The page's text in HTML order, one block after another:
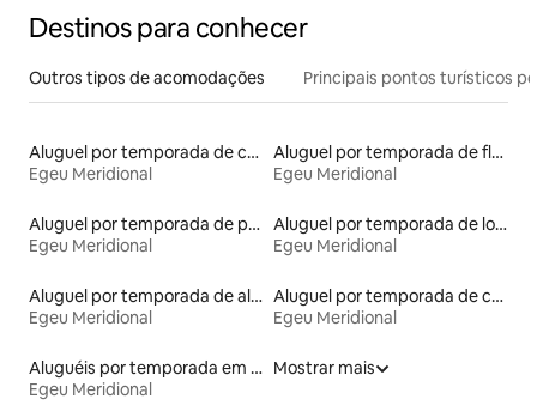
Destinos para conhecer
Outros tipos de acomodações Principais pontos turísticos
Aluguel por temporada de casas de veraneio
Egeu Meridional
Aluguel por temporada de flats
Egeu Meridional
Aluguel por temporada de pensões coreanas
Egeu Meridional
Aluguel por temporada de lofts
Egeu Meridional
Aluguel por temporada de alojamentos ecológicos
Egeu Meridional
Aluguel por temporada de cavernas
Egeu Meridional
Aluguéis por temporada em resorts
Egeu Meridional
Mostrar mais